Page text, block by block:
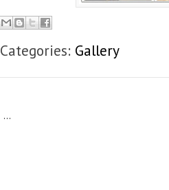
Categories: Gallery
...